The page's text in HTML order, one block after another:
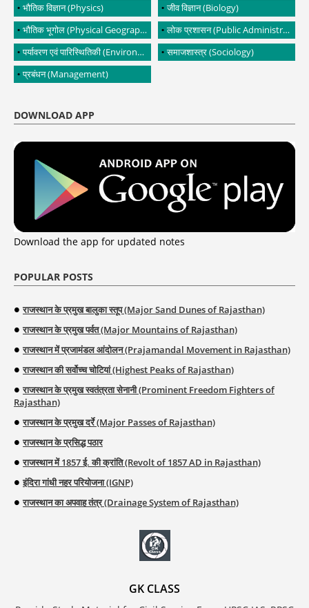
भौतिक विज्ञान (Physics)
जीव विज्ञान (Biology)
भौतिक भूगोल (Physical Geography)
लोक प्रशासन (Public Administration)
पर्यावरण एवं पारिस्थितिकी (Environment and Ecology)
समाजशास्त्र (Sociology)
प्रबंधन (Management)
DOWNLOAD APP
Download the app for updated notes
POPULAR POSTS
राजस्थान के प्रमुख बालुका स्तूप (Major Sand Dunes of Rajasthan)
राजस्थान के प्रमुख पर्वत (Major Mountains of Rajasthan)
राजस्थान में प्रजामंडल आंदोलन (Prajamandal Movement in Rajasthan)
राजस्थान की सर्वोच्च चोटियां (Highest Peaks of Rajasthan)
राजस्थान के प्रमुख स्वतंत्रता सेनानी (Prominent Freedom Fighters of
Rajasthan)
राजस्थान के प्रमुख दर्रे (Major Passes of Rajasthan)
राजस्थान के प्रसिद्ध पठार
राजस्थान में 1857 ई. की क्रांति (Revolt of 1857 AD in Rajasthan)
इंदिरा गांधी नहर परियोजना (IGNP)
राजस्थान का अपवाह तंत्र (Drainage System of Rajasthan)
GK CLASS